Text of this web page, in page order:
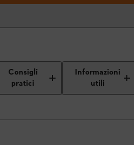
Consigli
pratici
Informazioni
utili